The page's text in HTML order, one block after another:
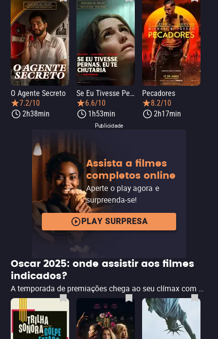
O Agente Secreto
7.2/10
2h38min
Se Eu Tivesse Pernas, Eu Te Chutaria
6.6/10
1h53min
Pecadores
8.2/10
2h17min
Publicidade
Assista a filmes
completos online
Aperte o play agora e
surpreenda-se!
PLAY SURPRESA
Oscar 2025: onde assistir aos filmes
indicados?
A temporada de premiações chega ao seu clímax com o anúncio dos filmes indicados ao Oscar 2025. A lista trouxe alguns nomes esperados, como Conclave e a polêmica Emilia Pérez, do francês Jacques Audiard, liderando a competição, além do brasileiro Ainda Estou Aqui, estrelado por Fernanda Torres. A seguir, veja quais são as indicações ao Oscar 2025, em quais categorias estão concorrendo e onde você pode assistir aos filmes favoritos a levar a estatueta do Oscar.